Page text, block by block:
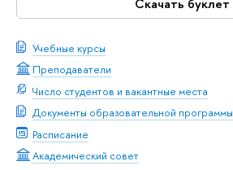
Скачать буклет
Учебные курсы
Преподаватели
Число студентов и вакантные места
Документы образовательной программы
Расписание
Академический совет